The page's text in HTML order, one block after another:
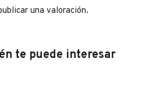
una valoración.
te puede interesar